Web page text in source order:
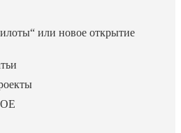
или новое открытие